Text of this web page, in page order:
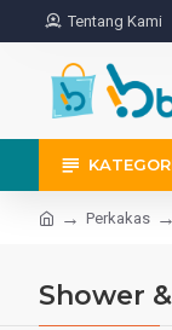
Tentang Kami
Perkakas
Shower